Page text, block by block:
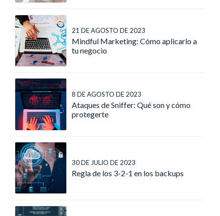
21 DE AGOSTO DE 2023
Mindful Marketing: Cómo aplicarlo a
tu negocio
8 DE AGOSTO DE 2023
Ataques de Sniffer: Qué son y cómo
protegerte
30 DE JULIO DE 2023
Regla de los 3-2-1 en los backups